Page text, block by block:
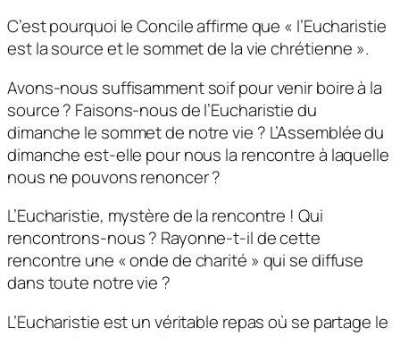
C’est pourquoi le Concile affirme que « l’Eucharistie
est la source et le sommet de la vie chrétienne ».
Avons-nous suffisamment soif pour venir boire à la
source ? Faisons-nous de l’Eucharistie du
dimanche le sommet de notre vie ? L’Assemblée du
dimanche est-elle pour nous la rencontre à laquelle
nous ne pouvons renoncer ?
L’Eucharistie, mystère de la rencontre ! Qui
rencontrons-nous ? Rayonne-t-il de cette
rencontre une « onde de charité » qui se diffuse
dans toute notre vie ?
L’Eucharistie est un véritable repas où se partage le